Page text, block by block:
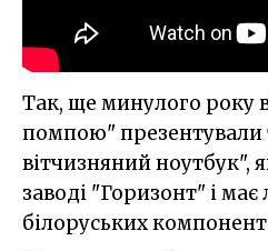
Так, ще минулого року в
помпою"
вітчизняний ноутбук",
заводі "Горизонт" і має
білоруських